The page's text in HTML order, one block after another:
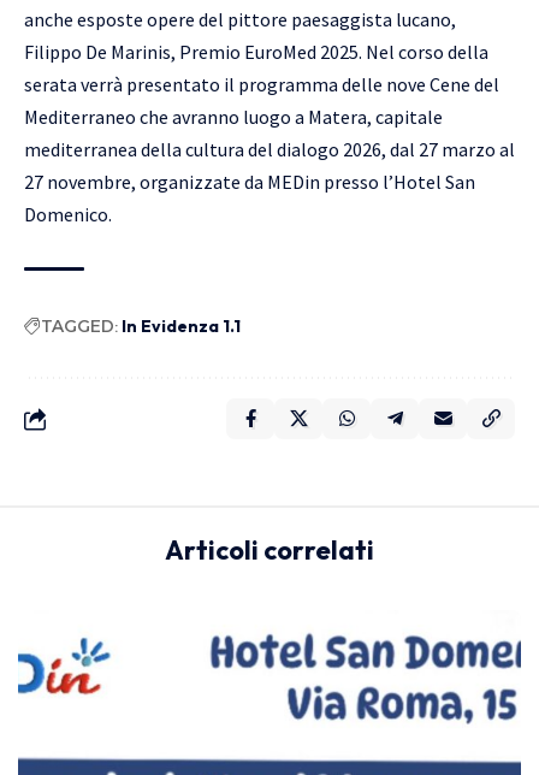
anche esposte opere del pittore paesaggista lucano,
Filippo De Marinis, Premio EuroMed 2025. Nel corso della
serata verrà presentato il programma delle nove Cene del
Mediterraneo che avranno luogo a Matera, capitale
mediterranea della cultura del dialogo 2026, dal 27 marzo al
27 novembre, organizzate da MEDin presso l’Hotel San
Domenico.
TAGGED: In Evidenza 1.1
Articoli correlati